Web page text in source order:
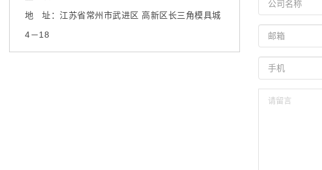
地 址：江苏省常州市武进区 高新区长三角模具城
4－18